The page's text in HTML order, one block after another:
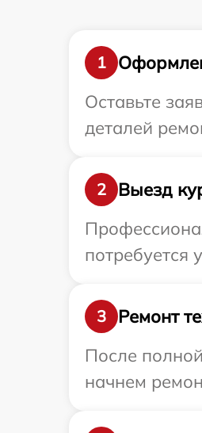
1
Оставьте
деталей
2
Выезд
потребуется
3
Ремонт
После
начнем